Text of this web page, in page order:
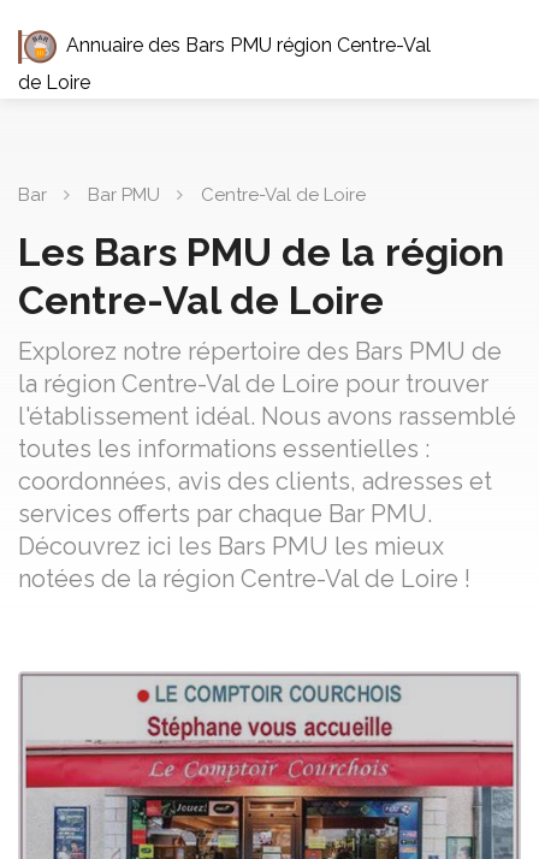
Annuaire des Bars PMU région Centre-Val
de Loire
Bar Bar PMU Centre-Val de Loire
Les Bars PMU de la région
Centre-Val de Loire
Explorez notre répertoire des Bars PMU de
la région Centre-Val de Loire pour trouver
l'établissement idéal. Nous avons rassemblé
toutes les informations essentielles :
coordonnées, avis des clients, adresses et
services offerts par chaque Bar PMU.
Découvrez ici les Bars PMU les mieux
notées de la région Centre-Val de Loire !